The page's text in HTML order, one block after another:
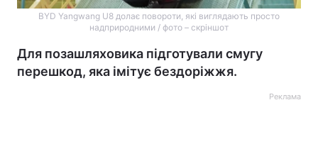
BYD Yangwang U8 долає повороти, які виглядають просто
надприродними / фото – скріншот
Для позашляховика підготували смугу
перешкод, яка імітує бездоріжжя.
Реклама